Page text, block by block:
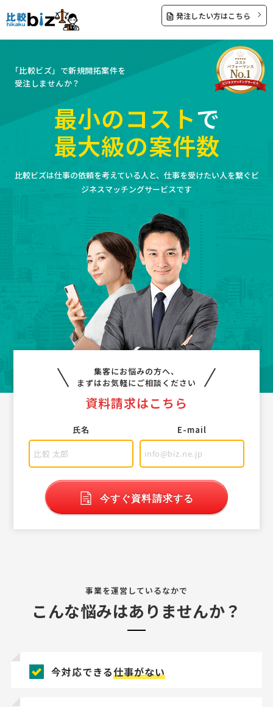
発注したい方はこちら
「比較ビズ」で新規開拓案件を
受注しませんか？
最小のコストで
最大級の案件数
比較ビズは仕事の依頼を考えている人と、仕事を受けたい人を繋ぐビ
ジネスマッチングサービスです
集客にお悩みの方へ、
まずはお気軽にご相談ください
資料請求はこちら
氏名 E-mail
今すぐ資料請求する
事業を運営しているなかで
こんな悩みはありませんか？
今対応できる仕事がない